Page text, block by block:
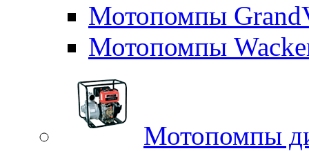
Мотопомпы
Мотопомпы
Мотопомпы